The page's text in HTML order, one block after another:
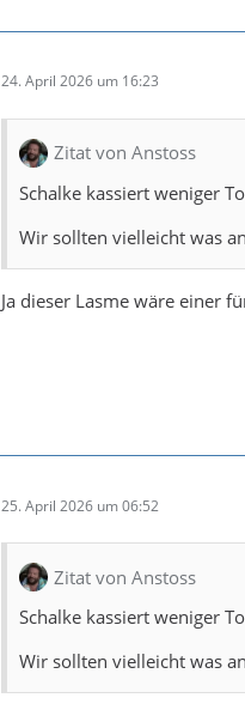
24. April 2026 um 16:23
Zitat von Anstoss
Schalke kassiert weniger
Wir sollten vielleicht was
Ja dieser Lasme wäre einer
25. April 2026 um 06:52
Zitat von Anstoss
Schalke kassiert weniger
Wir sollten vielleicht was